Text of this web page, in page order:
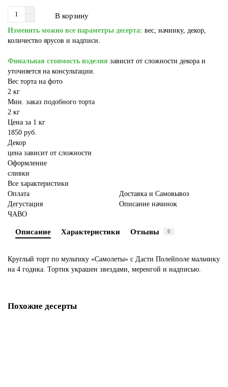
В корзину
Изменить можно все параметры десерта: вес, начинку, декор,
количество ярусов и надписи.
Финальная стоимость изделия зависит от сложности декора и
уточняется на консультации.
Вес торта на фото
2 кг
Мин. заказ подобного торта
2 кг
Цена за 1 кг
1850 руб.
Декор
цена зависит от сложности
Оформление
сливки
Все характеристики
Оплата
Доставка и Самовывоз
Дегустация
Описание начинок
ЧАВО
Описание Характеристики Отзывы 0
Круглый торт по мультику «Самолеты» с Дасти Полейполе мальчику
на 4 годика. Тортик украшен звездами, меренгой и надписью.
Похожие десерты